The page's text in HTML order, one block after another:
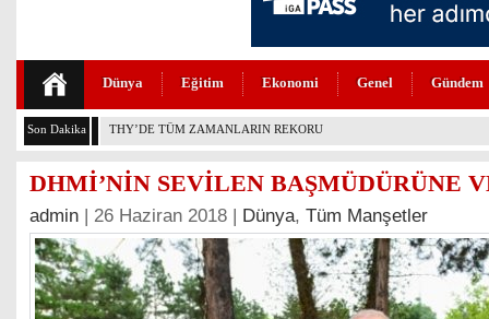
Dünya Eğitim Ekonomi Genel Gündem
Son Dakika THY’DE TÜM ZAMANLARIN REKORU
DHMİ’NİN SEVİLEN BAŞMÜDÜRÜNE
admin | 26 Haziran 2018 | Dünya, Tüm Manşetler